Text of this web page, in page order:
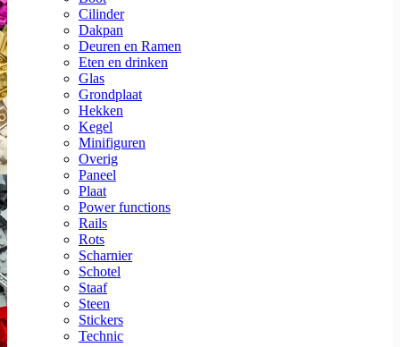
Cilinder
Dakpan
Deuren en Ramen
Eten en drinken
Glas
Grondplaat
Hekken
Kegel
Minifiguren
Overig
Paneel
Plaat
Power functions
Rails
Rots
Scharnier
Schotel
Staaf
Steen
Stickers
Technic